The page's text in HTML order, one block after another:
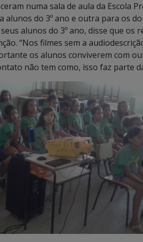
numa sala de aula da Escola
alunos do 3º ano e outra para os
alunos do 3º ano, disse que os
“Nos filmes sem a
os alunos conviverem com
não tem como, isso faz parte